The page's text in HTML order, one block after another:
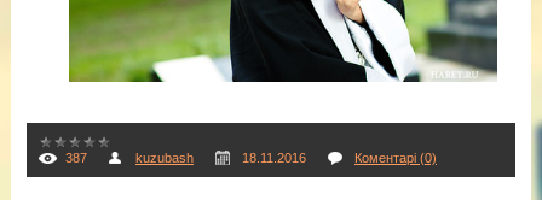
387 kuzubash 18.11.2016 Коментарі (0)